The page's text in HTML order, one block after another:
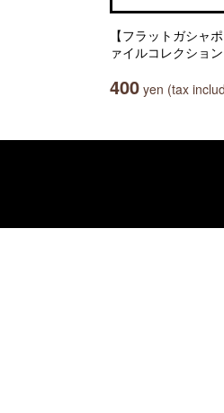
【フラットガシャ
ァイルコレクション
400 yen (tax